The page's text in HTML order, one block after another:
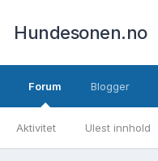
Hundesonen.no
Forum
Aktivitet Ulest innhold
Blogger